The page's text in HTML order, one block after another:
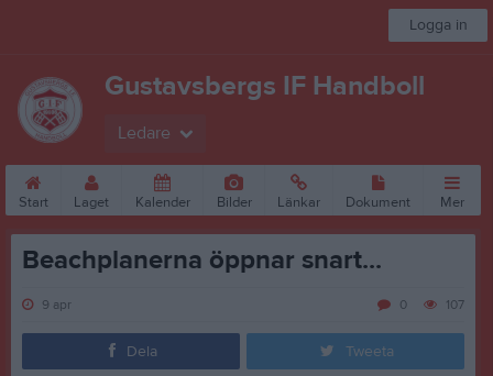
Logga in
Gustavsbergs IF Handboll
Ledare
Start Laget Kalender Bilder Länkar Dokument Mer
Beachplanerna öppnar snart...
9 apr 107
0
Dela Tweeta